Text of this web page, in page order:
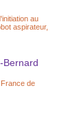
au
aspirateur,
Bernard
de